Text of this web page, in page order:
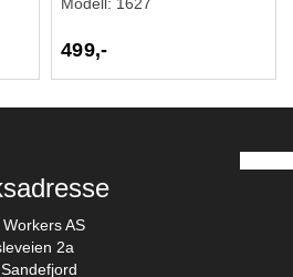
499,-
AS
2a